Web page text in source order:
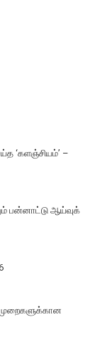
‘களஞ்சியம்’ –
பன்னாட்டு ஆய்வுக்